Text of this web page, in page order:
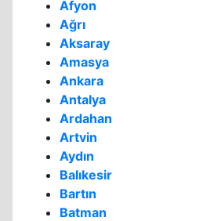
Afyon
Ağrı
Aksaray
Amasya
Ankara
Antalya
Ardahan
Artvin
Aydın
Balıkesir
Bartın
Batman